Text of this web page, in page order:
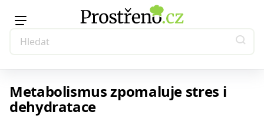
Metabolismus zpomaluje stres i
dehydratace